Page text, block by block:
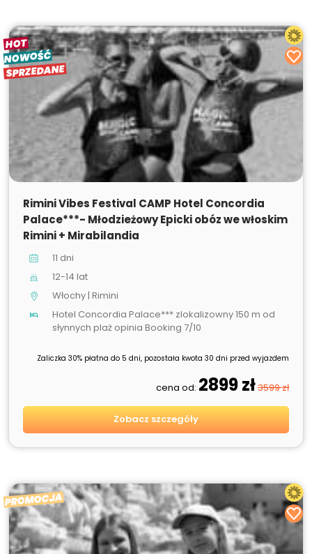
HOT
NOWOŚĆ
SPRZEDANE
SPRZEDANE
Rimini Vibes Festival CAMP Hotel Concordia
Palace***- Młodzieżowy Epicki obóz we włoskim
Rimini + Mirabilandia
11 dni
12-14 lat
Włochy | Rimini
Hotel Concordia Palace*** zlokalizowny 150 m od
słynnych plaż opinia Booking 7/10
Zaliczka 30% płatna do 5 dni, pozostała kwota 30 dni przed wyjazdem
cena od: 2899 zł3599 zł
Zobacz szczegóły
PROMOCJA